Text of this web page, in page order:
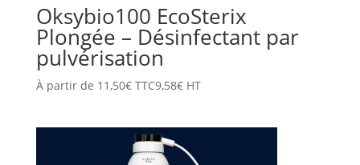
Oksybio100 EcoSterix
Plongée – Désinfectant par
pulvérisation
À partir de 11,50€TTC9,58€HT